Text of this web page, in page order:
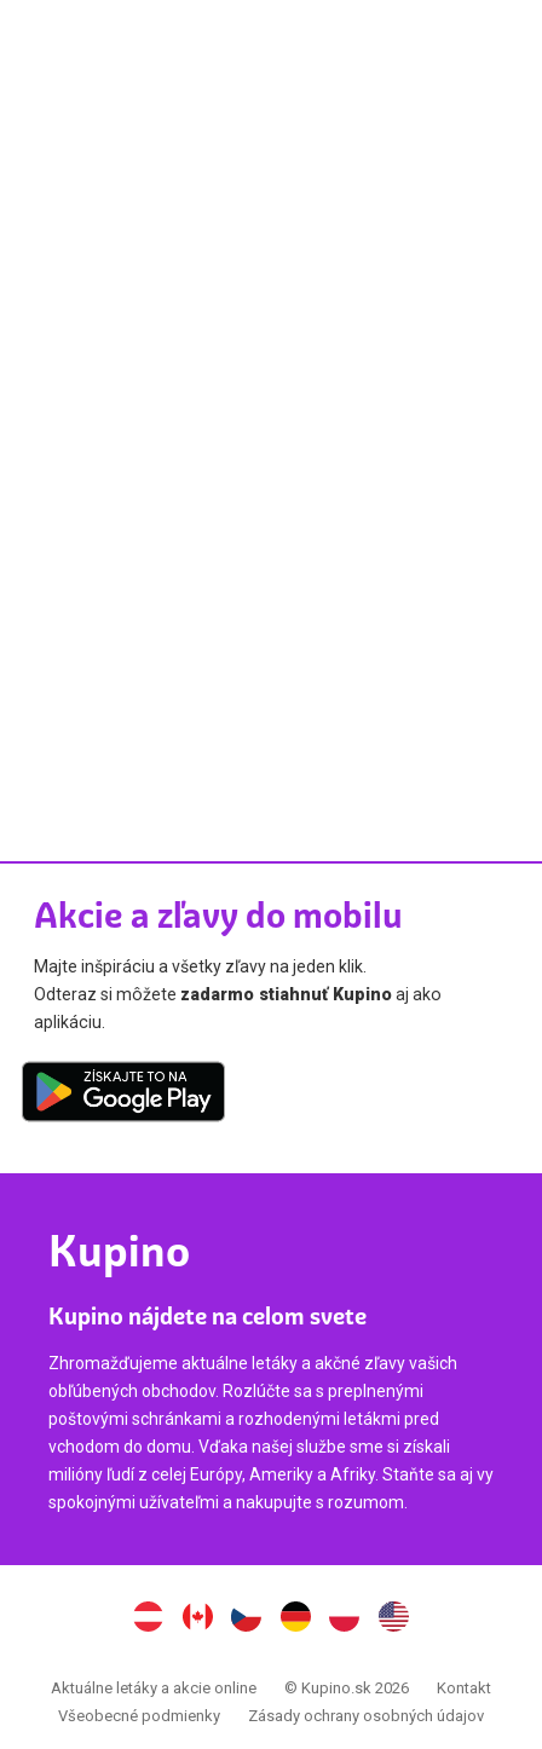
Akcie a zľavy do mobilu
Majte inšpiráciu a všetky zľavy na jeden klik.
Odteraz si môžete zadarmo stiahnuť Kupinoaj ako
aplikáciu.
Kupino
Kupino nájdete na celom svete
Zhromažďujeme aktuálne letáky a akčné zľavy vašich
obľúbených obchodov. Rozlúčte sa s preplnenými
poštovými schránkami a rozhodenými letákmi pred
vchodom do domu. Vďaka našej službe sme si získali
milióny ľudí z celej Európy, Ameriky a Afriky. Staňte sa aj vy
spokojnými užívateľmi a nakupujte s rozumom.
Aktuálne letáky a akcie online © Kupino.sk 2026
Kontakt
Všeobecné podmienky
Zásady ochrany osobných údajov